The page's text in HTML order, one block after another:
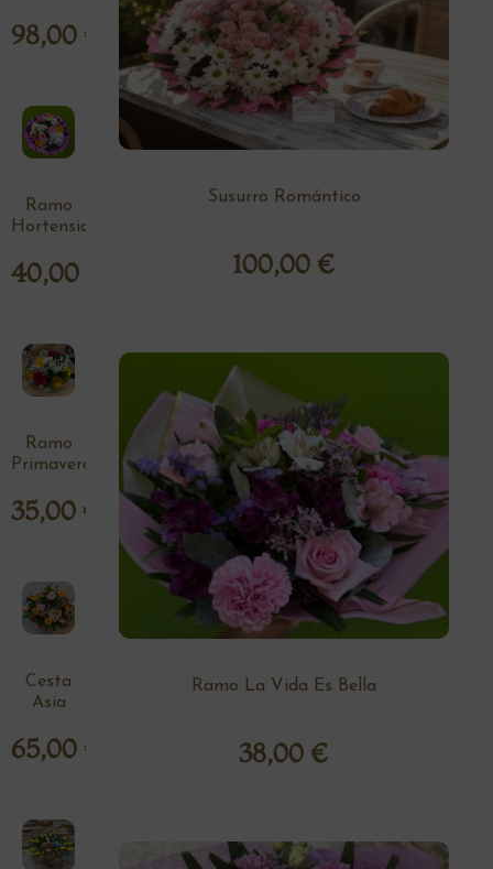
Susurro Romántico
100,00 €
98,00 €
Ramo La Vida Es Bella
38,00 €
Ramo
Hortensia
40,00
Ramo
Primavera
35,00 €
Cesta
Asia
65,00 €